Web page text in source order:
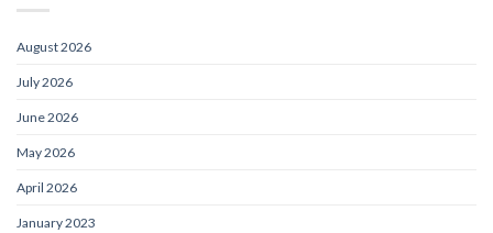
August 2026
July 2026
June 2026
May 2026
April 2026
January 2023